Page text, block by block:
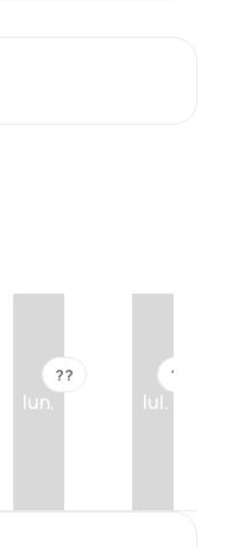
Iun.
??
Iul.
??